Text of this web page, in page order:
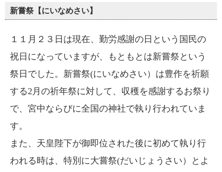
新嘗祭【にいなめさい】
１１月２３日は現在、勤労感謝の日という国民の
祝日になっていますが、もともとは新嘗祭という
祭日でした。新嘗祭(にいなめさい）は豊作を祈願
する2月の祈年祭に対して、収穫を感謝するお祭り
で、宮中ならびに全国の神社で執り行われていま
す。
また、天皇陛下が御即位された後に初めて執り行
われる時は、特別に大嘗祭(だいじょうさい）とよ